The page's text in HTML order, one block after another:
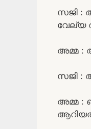
സജി :
വേല്യ
അമ്മ :
സജി :
അമ്മ :